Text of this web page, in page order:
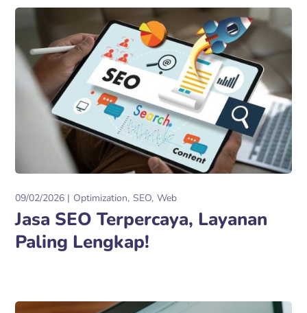
09/02/2026 Optimization SEO Web
Jasa SEO Terpercaya, Layanan
Paling Lengkap!